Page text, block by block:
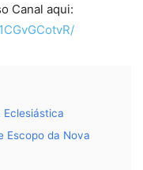
Canal aqui:
Eclesiástica
Escopo da Nova